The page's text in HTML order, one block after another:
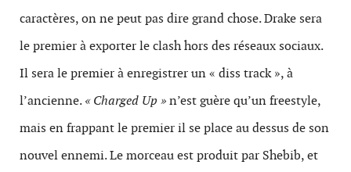
caractères, on ne peut pas dire grand chose. Drake sera
le premier à exporter le clash hors des réseaux sociaux.
Il sera le premier à enregistrer un « diss track », à
l’ancienne.« Charged Up »n’est guère qu’un freestyle,
mais en frappant le premier il se place au dessus de son
nouvel ennemi. Le morceau est produit par Shebib, et